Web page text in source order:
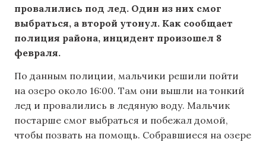
провалились под лед. Один из них смог
выбраться, а второй утонул. Как сообщает
полиция района, инцидент произошел 8
февраля.
По данным полиции, мальчики решили пойти
на озеро около 16:00. Там они вышли на тонкий
лед и провалились в ледяную воду. Мальчик
постарше смог выбраться и побежал домой,
чтобы позвать на помощь. Собравшиеся на озере